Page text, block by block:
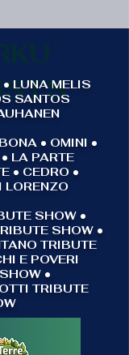
LUNA MELIS
SANTOS
• OMINI •
LA PARTE
• CEDRO •
LORENZO
SHOW •
SHOW •
TRIBUTE
E POVERI
•
TRIBUTE